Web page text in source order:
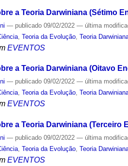
a Teoria Darwiniana (Sétimo
— publicado 09/02/2022— última
,Teoria da Evolução ,Teoria
EVENTOS
a Teoria Darwiniana (Oitavo
— publicado 09/02/2022— última
,Teoria da Evolução,Teoria
EVENTOS
a Teoria Darwiniana (Terceiro
— publicado 09/02/2022— última
,Teoria da Evolução ,Teoria
EVENTOS